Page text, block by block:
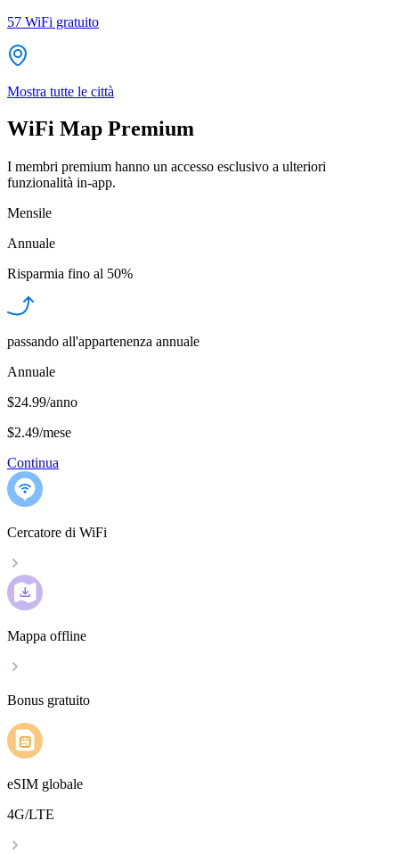
57 WiFi gratuito
Mostra tutte le città
WiFi Map Premium
I membri premium hanno un accesso esclusivo a ulteriori
funzionalità in-app.
Mensile
Annuale
Risparmia fino al 50%
passando all'appartenenza annuale
Annuale
$24.99/anno
$2.49/mese
Continua
Cercatore di WiFi
Mappa offline
Bonus gratuito
eSIM globale
4G/LTE